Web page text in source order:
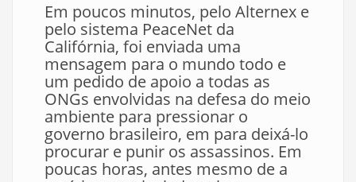
Em poucos minutos, pelo Alternex e
pelo sistema PeaceNet da
Califórnia, foi enviada uma
mensagem para o mundo todo e
um pedido de apoio a todas as
ONGs envolvidas na defesa do meio
ambiente para pressionar o
governo brasileiro, em para deixá-lo
procurar e punir os assassinos. Em
poucas horas, antes mesmo de a